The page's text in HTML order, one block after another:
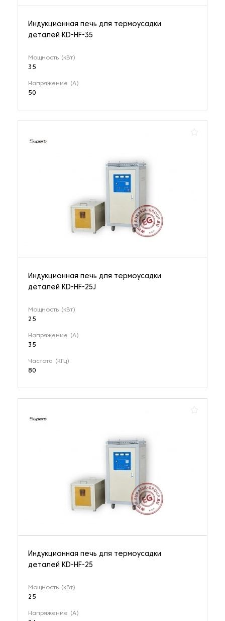
Индукционная печь для термоусадки
деталей KD-HF-35
Мощность (кВт)
35
Напряжение (А)
50
Индукционная печь для термоусадки
деталей KD-HF-25J
Мощность (кВт)
25
Напряжение (А)
35
Частота (КГц)
80
Индукционная печь для термоусадки
деталей KD-HF-25
Мощность (кВт)
25
Напряжение (А)